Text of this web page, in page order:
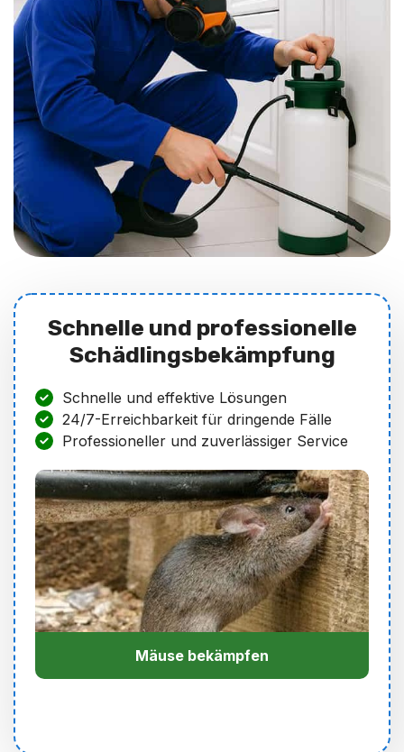
Schnelle und professionelle
Schädlingsbekämpfung
Schnelle und effektive Lösungen
24/7-Erreichbarkeit für dringende Fälle
Professioneller und zuverlässiger Service
Mäuse bekämpfen